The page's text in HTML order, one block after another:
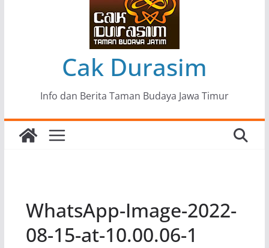
Pameran Tunggal 35 Karya Agus Koecink
“Tumbang Tambang”, Ungkapan Kritis Tentang
Derita Pekerja Pertambangan
Cak Durasim
Info dan Berita Taman Budaya Jawa Timur
WhatsApp-Image-2022-
08-15-at-10.00.06-1